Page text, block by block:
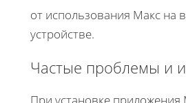
от использования Макс на
устройстве.
Частые проблемы и